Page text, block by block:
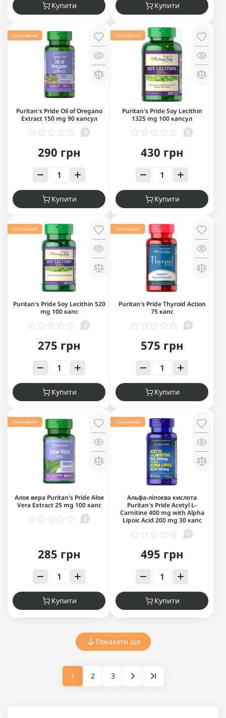
Купити Купити
Популярний
Puritan's Pride Oil of Oregano
Extract 150 mg 90 капсул
0
290 грн
Купити
Популярний
Puritan's Pride Soy Lecithin
1325 mg 100 капсул
0
430 грн
Купити
Популярний
Puritan's Pride Soy Lecithin 520
mg 100 капс
0
275 грн
Купити
Популярний
Puritan's Pride Thyroid Action
75 капс
0
575 грн
Купити
Популярний
Алое вера Puritan's Pride Aloe
Vera Extract 25 mg 100 капс
0
285 грн
Купити
Популярний
Альфа-ліпоєва кислота
Puritan's Pride Acetyl L-
Carnitine 400 mg with Alpha
Lipoic Acid 200 mg 30 капс
0
495 грн
Купити
Показати ще
1 2 3